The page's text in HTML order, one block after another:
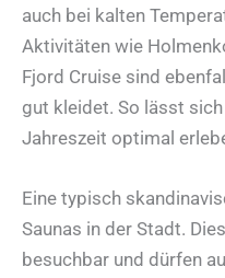
auch bei kalten
Aktivitäten wie
Fjord Cruise sind
gut kleidet. So lässt
Jahreszeit optimal
Eine typisch
Saunas in der Stadt.
besuchbar und dürfen